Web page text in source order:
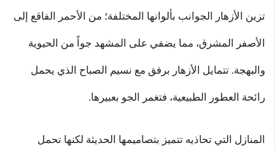
تزين الأزهار الجوانب بألوانها المختلفة؛ من الأحمر الفاقع إلى
الأصفر المشرق، مما يضفي على المشهد جواً من الحيوية
والبهجة. تتمايل الأزهار برفق مع نسيم الصباح الذي يحمل
رائحة العطور الطبيعية، فتغمر الجو بعبيرها.
المنازل التي تحاذيه تتميز بتصاميمها الحديثة لكنها تحمل